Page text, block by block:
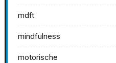
mdft
mindfulness
motorische